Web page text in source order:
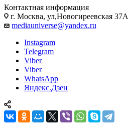
Контактная информация
г. Москва, ул,Новогиреевская 37А
mediauniverse@yandex.ru
Instagram
Telegram
Viber
Viber
WhatsApp
Яндекс.Дзен